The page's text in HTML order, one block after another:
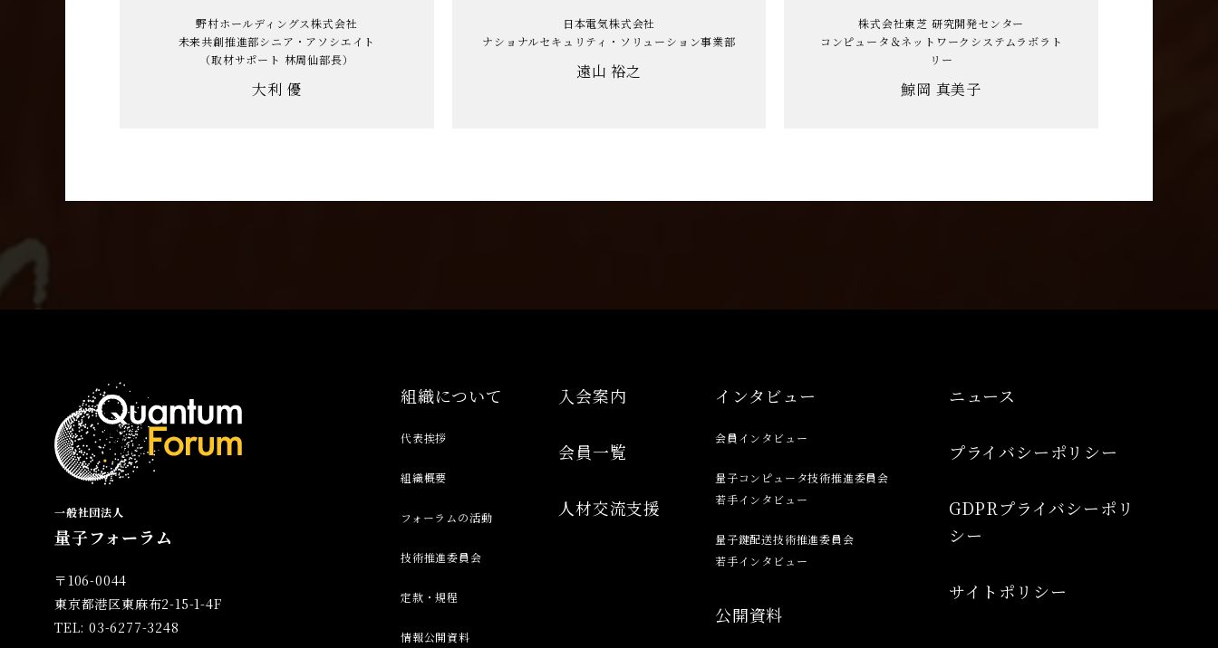
野村ホールディングス株式会社
未来共創推進部シニア・アソシエイト
（取材サポート 林周仙部長）
大利 優
日本電気株式会社
ナショナルセキュリティ・ソリューション事業部
遠山 裕之
株式会社東芝 研究開発センター
コンピュータ＆ネットワークシステムラボラト
リー
鯨岡 真美子
一般社団法人
量子フォーラム
〒106-0044
東京都港区東麻布2-15-1-4F
TEL: 03-6277-3248
組織について
代表挨拶
組織概要
フォーラムの活動
技術推進委員会
定款・規程
情報公開資料
入会案内
会員一覧
人材交流支援
インタビュー
会員インタビュー
量子コンピュータ技術推進委員会
若手インタビュー
量子鍵配送技術推進委員会
若手インタビュー
公開資料
ニュース
プライバシーポリシー
GDPRプライバシーポリ
シー
サイトポリシー